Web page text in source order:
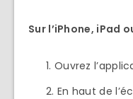
Sur l’iPhone, iPad
Ouvrez
En haut de